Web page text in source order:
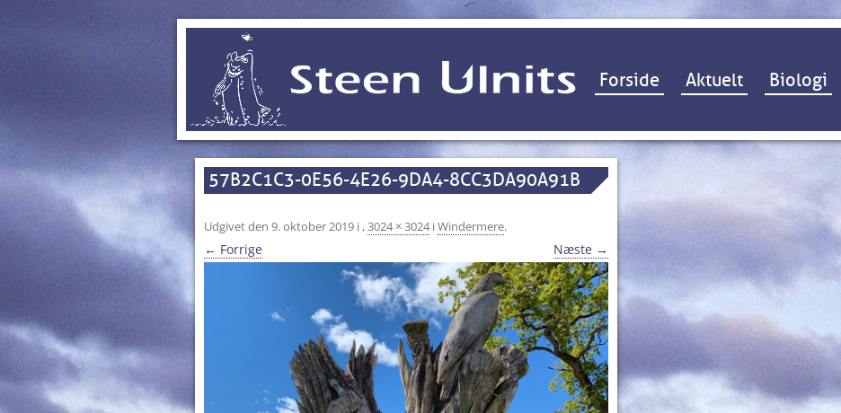
Hop til indhold
Forside Aktuelt Biologi
57B2C1C3-0E56-4E26-9DA4-8CC3DA90A91B
Udgivet den 9. oktober 2019 i ,3024 × 3024iWindermere.
← Forrige Næste →